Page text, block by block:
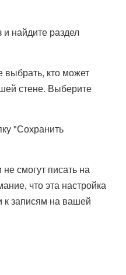
и найдите раздел
кто может
стене. Выберите
"Сохранить
смогут писать на
что эта настройка
к записям на вашей